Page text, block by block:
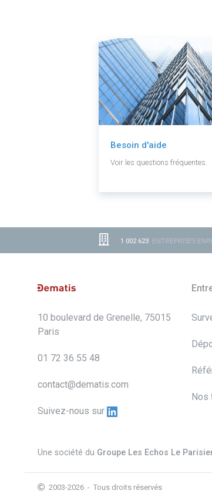
Besoin d'aide
Voir les questions fréquentes.
1 002 623 ENTREPRISES
10 boulevard de Grenelle, 75015
Paris
01 72 36 55 48
contact@dematis.com
Suivez-nous sur
Nos
Une société du Groupe Les Echos Le
2003-2026 - Tous droits réservés